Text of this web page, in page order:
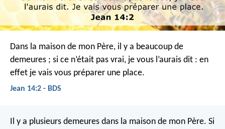
Dans la maison de mon Père, il y a beaucoup de
demeures ; si ce n’était pas vrai, je vous l’aurais dit : en
effet je vais vous préparer une place.
Jean 14:2 - BDS
Il y a plusieurs demeures dans la maison de mon Père. Si